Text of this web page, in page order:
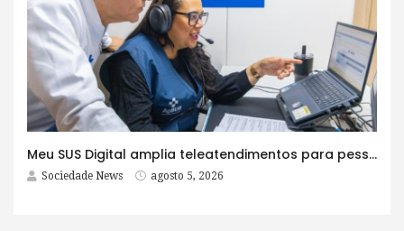
Meu SUS Digital amplia teleatendimentos para pessoas com problemas com jogos e apostas
Sociedade News agosto 5, 2026